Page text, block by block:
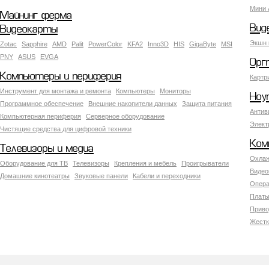
Мини
Майнинг ферма
Экшн
Видеокарты
Zotac Sapphire AMD Palit PowerColor KFA2 Inno3D HIS GigaByte
MSI
PNY
ASUS EVGA
Компьютеры и периферия
Инструмент для монтажа и ремонта Компьютеры
Мониторы
Программное обеспечение
Внешние накопители данных
Защита питания
Компьютерная периферия
Серверное оборудование
Чистящие средства для цифровой техники
Телевизоры и медиа
Оборудование для ТВ Телевизоры Крепления и мебель
Проигрыватели
Домашние кинотеатры
Звуковые панели Кабели и переходники